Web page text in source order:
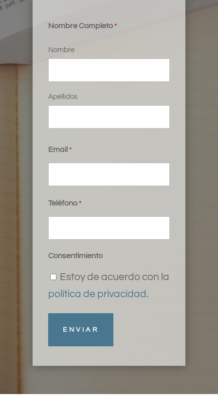
Nombre Completo *
Nombre
Apellidos
Email *
Teléfono *
Consentimiento
Estoy de acuerdo con la
política de privacidad.